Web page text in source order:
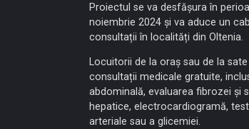
Proiectul se va desfășura în
noiembrie 2024 și va aduce un
consultații în localități din Oltenia.
Locuitorii de la oraș sau de la
consultații medicale gratuite,
abdominală, evaluarea fibrozei și
hepatice, electrocardiogramă,
arteriale sau a glicemiei.